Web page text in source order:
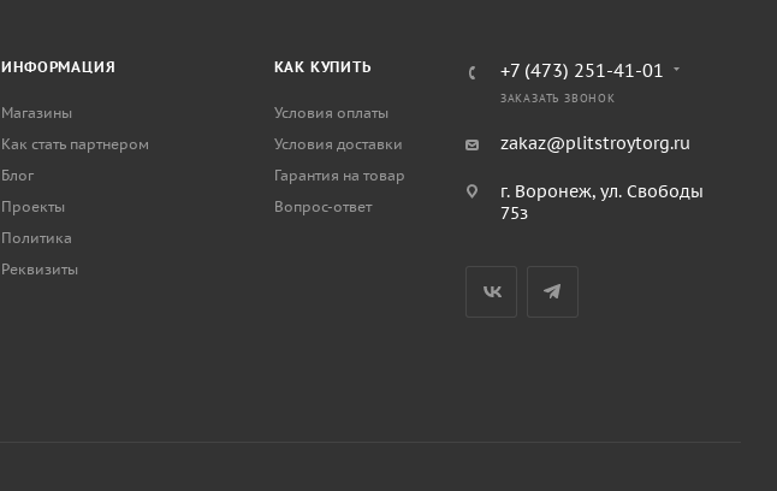
ИНФОРМАЦИЯ
Магазины
Как стать партнером
Блог
Проекты
Политика
Реквизиты
КАК КУПИТЬ
Условия оплаты
Условия доставки
Гарантия на товар
Вопрос-ответ
+7 (473) 251-41-01
ЗАКАЗАТЬ ЗВОНОК
zakaz@plitstroytorg.ru
г. Воронеж, ул. Свободы
75з